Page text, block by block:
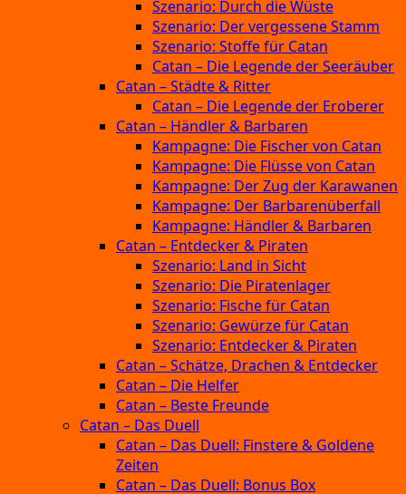
Szenario: Durch die Wüste
Szenario: Der vergessene Stamm
Szenario: Stoffe für Catan
Catan – Die Legende der Seeräuber
Catan – Städte & Ritter
Catan – Die Legende der Eroberer
Catan – Händler & Barbaren
Kampagne: Die Fischer von Catan
Kampagne: Die Flüsse von Catan
Kampagne: Der Zug der Karawanen
Kampagne: Der Barbarenüberfall
Kampagne: Händler & Barbaren
Catan – Entdecker & Piraten
Szenario: Land in Sicht
Szenario: Die Piratenlager
Szenario: Fische für Catan
Szenario: Gewürze für Catan
Szenario: Entdecker & Piraten
Catan – Schätze, Drachen & Entdecker
Catan – Die Helfer
Catan – Beste Freunde
Catan – Das Duell
Catan – Das Duell: Finstere & Goldene
Zeiten
Catan – Das Duell: Bonus Box